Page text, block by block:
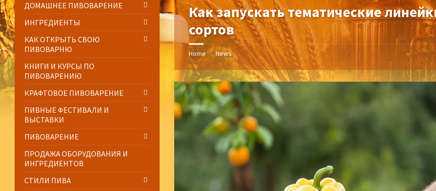
Как запускать тематические
сортов
Home / News
ДОМАШНЕЕ ПИВОВАРЕНИЕ
ИНГРЕДИЕНТЫ
КАК ОТКРЫТЬ СВОЮ
ПИВОВАРНЮ
КНИГИ И КУРСЫ ПО
ПИВОВАРЕНИЮ
КРАФТОВОЕ ПИВОВАРЕНИЕ
ПИВНЫЕ ФЕСТИВАЛИ И
ВЫСТАВКИ
ПИВОВАРЕНИЕ
ПРОДАЖА ОБОРУДОВАНИЯ И
ИНГРЕДИЕНТОВ
СТИЛИ ПИВА